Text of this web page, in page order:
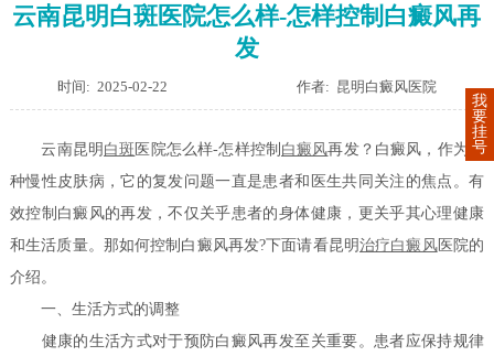
云南昆明白斑医院怎么样-怎样控制白癜风再
发
时间: 2025-02-22 作者: 昆明白癜风医院
云南昆明 白斑 医院怎么样-怎样控制 白癜风再发？白癜风，作为一
种慢性皮肤病，它的复发问题一直是患者和医生共同关注的焦点。有
效控制白癜风的再发，不仅关乎患者的身体健康，更关乎其心理健康
和生活质量。那如何控制白癜风再发?下面请看昆明治疗白癜风医院的
介绍。
一、生活方式的调整
健康的生活方式对于预防白癜风再发至关重要。患者应保持规律
我
要
挂
号